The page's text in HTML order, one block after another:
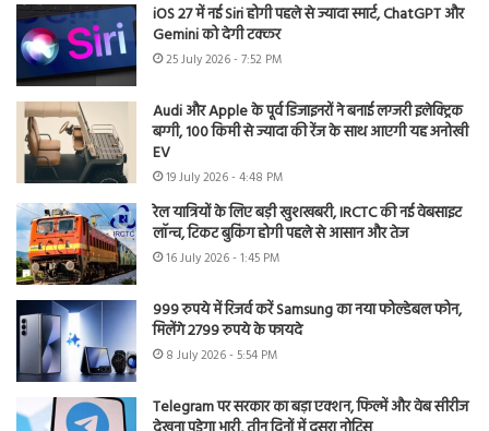
iOS 27 में नई Siri होगी पहले से ज्यादा स्मार्ट, ChatGPT और
Gemini को देगी टक्कर
25 July 2026 - 7:52 PM
Audi और Apple के पूर्व डिजाइनरों ने बनाई लग्जरी इलेक्ट्रिक
बग्गी, 100 किमी से ज्यादा की रेंज के साथ आएगी यह अनोखी
EV
19 July 2026 - 4:48 PM
रेल यात्रियों के लिए बड़ी खुशखबरी, IRCTC की नई वेबसाइट
लॉन्च, टिकट बुकिंग होगी पहले से आसान और तेज
16 July 2026 - 1:45 PM
999 रुपये में रिजर्व करें Samsung का नया फोल्डेबल फोन,
मिलेंगे 2799 रुपये के फायदे
8 July 2026 - 5:54 PM
Telegram पर सरकार का बड़ा एक्शन, फिल्में और वेब सीरीज